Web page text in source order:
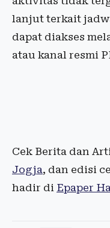
lanjut terkait
dapat diakses
atau kanal resmi
Cek Berita dan
Jogja, dan edisi
hadir di Epaper